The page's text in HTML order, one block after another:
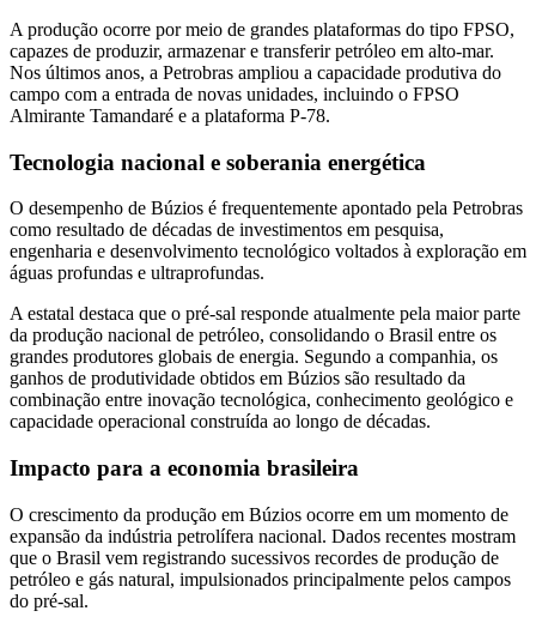
A produção ocorre por meio de grandes plataformas do tipo FPSO,
capazes de produzir, armazenar e transferir petróleo em alto-mar.
Nos últimos anos, a Petrobras ampliou a capacidade produtiva do
campo com a entrada de novas unidades, incluindo o FPSO
Almirante Tamandaré e a plataforma P-78.
Tecnologia nacional e soberania energética
O desempenho de Búzios é frequentemente apontado pela Petrobras
como resultado de décadas de investimentos em pesquisa,
engenharia e desenvolvimento tecnológico voltados à exploração em
águas profundas e ultraprofundas.
A estatal destaca que o pré-sal responde atualmente pela maior parte
da produção nacional de petróleo, consolidando o Brasil entre os
grandes produtores globais de energia. Segundo a companhia, os
ganhos de produtividade obtidos em Búzios são resultado da
combinação entre inovação tecnológica, conhecimento geológico e
capacidade operacional construída ao longo de décadas.
Impacto para a economia brasileira
O crescimento da produção em Búzios ocorre em um momento de
expansão da indústria petrolífera nacional. Dados recentes mostram
que o Brasil vem registrando sucessivos recordes de produção de
petróleo e gás natural, impulsionados principalmente pelos campos
do pré-sal.